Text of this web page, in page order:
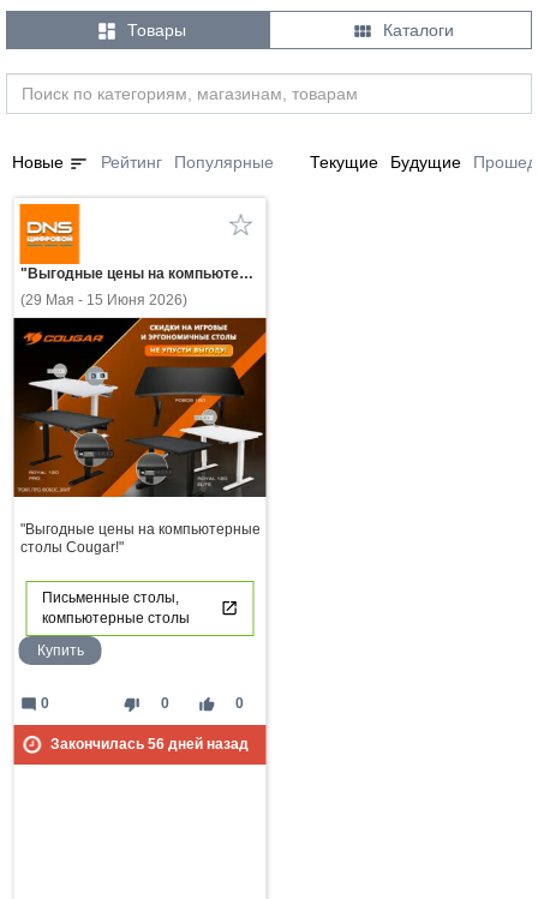
 Товары  Каталоги
Новые sort Рейтинг Популярные Текущие Будущие
"Выгодные цены на компьютерные столы Cougar!"
(29 Мая - 15 Июня 2026)
"Выгодные цены на компьютерные
столы Cougar!"
Письменные столы,
компьютерные столы
Купить
thumb_down 0 thumb_up 0
mode_comment 0
Закончилась 56дней назад